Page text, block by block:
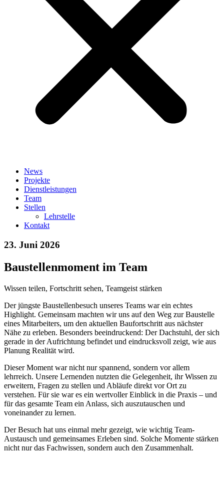
News
Projekte
Dienstleistungen
Team
Stellen
Lehrstelle
Kontakt
23. Juni 2026
Baustellenmoment im Team
Wissen teilen, Fortschritt sehen, Teamgeist stärken
Der jüngste Baustellenbesuch unseres Teams war ein echtes
Highlight. Gemeinsam machten wir uns auf den Weg zur Baustelle
eines Mitarbeiters, um den aktuellen Baufortschritt aus nächster
Nähe zu erleben. Besonders beeindruckend: Der Dachstuhl, der sich
gerade in der Aufrichtung befindet und eindrucksvoll zeigt, wie aus
Planung Realität wird.
Dieser Moment war nicht nur spannend, sondern vor allem
lehrreich. Unsere Lernenden nutzten die Gelegenheit, ihr Wissen zu
erweitern, Fragen zu stellen und Abläufe direkt vor Ort zu
verstehen. Für sie war es ein wertvoller Einblick in die Praxis – und
für das gesamte Team ein Anlass, sich auszutauschen und
voneinander zu lernen.
Der Besuch hat uns einmal mehr gezeigt, wie wichtig Team-
Austausch und gemeinsames Erleben sind. Solche Momente stärken
nicht nur das Fachwissen, sondern auch den Zusammenhalt.